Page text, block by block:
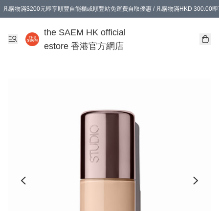
凡購物滿$200元即享順豐自能櫃或順豐站免運費自取優惠 / 凡購物滿HKD 300.00
the SAEM HK official
estore 香港官方網店